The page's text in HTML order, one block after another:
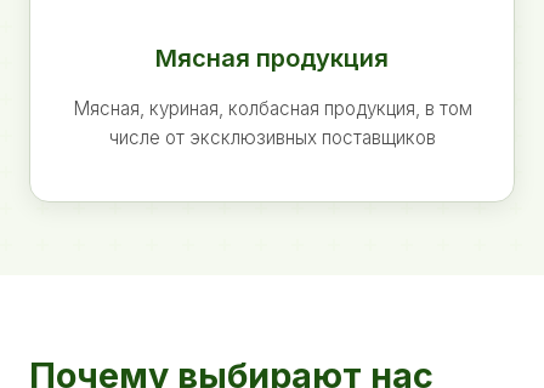
Мясная продукция
Мясная, куриная, колбасная продукция, в том
числе от эксклюзивных поставщиков
Почему выбирают нас